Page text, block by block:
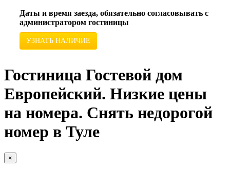
Даты и время заезда, обязательно согласовывать с
администратором гостиницы
УЗНАТЬ НАЛИЧИЕ
Гостиница Гостевой дом
Европейский. Низкие цены
на номера. Снять недорогой
номер в Туле
×